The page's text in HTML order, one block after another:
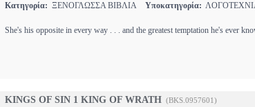
Κατηγορία: ΞΕΝΟΓΛΩΣΣΑ ΒΙΒΛΙΑ Υποκατηγορία:
She's his opposite in every way . . . and the greatest temptation he's ever
KINGS OF SIN 1 KING OF WRATH (BKS.0957601)